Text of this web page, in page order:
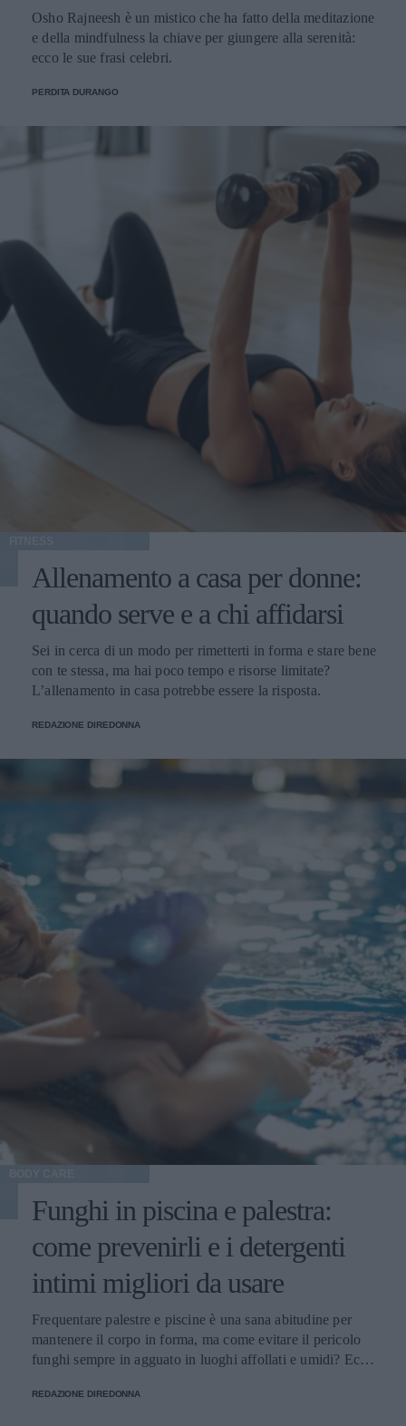
Osho Rajneesh è un mistico che ha fatto della meditazione
e della mindfulness la chiave per giungere alla serenità:
ecco le sue frasi celebri.
PERDITA DURANGO
Allenamento a casa per donne:
quando serve e a chi affidarsi
Sei in cerca di un modo per rimetterti in forma e stare bene
con te stessa, ma hai poco tempo e risorse limitate?
L’allenamento in casa potrebbe essere la risposta.
REDAZIONE DIREDONNA
Funghi in piscina e palestra:
come prevenirli e i detergenti
intimi migliori da usare
Frequentare palestre e piscine è una sana abitudine per
mantenere il corpo in forma, ma come evitare il pericolo
funghi sempre in agguato in luoghi affollati e umidi? Ecco
REDAZIONE DIREDONNA